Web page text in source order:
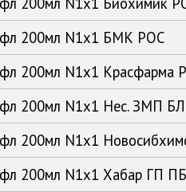
200мл N1x1 БМК РОС
200мл N1x1 Красфарма
200мл N1x1 Нес. ЗМП
200мл N1x1
200мл N1x1 Хабар ГП